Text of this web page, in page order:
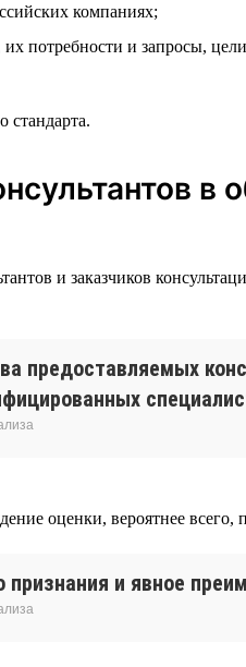
компаниях;
потребности и запросы,
стандарта.
в
и заказчиков
предоставляемых
оценки, вероятнее
признания и явное